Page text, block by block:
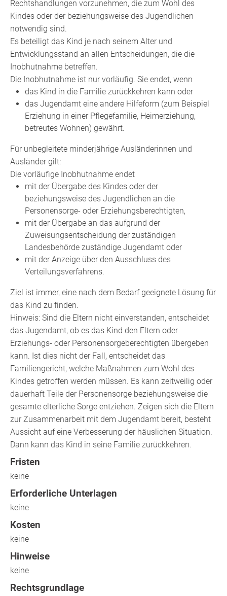
Rechtshandlungen vorzunehmen, die zum Wohl des
Kindes oder der beziehungsweise des Jugendlichen
notwendig sind.
Es beteiligt das Kind je nach seinem Alter und
Entwicklungsstand an allen Entscheidungen, die die
Inobhutnahme betreffen.
Die Inobhutnahme ist nur vorläufig. Sie endet, wenn
das Kind in die Familie zurückkehren kann oder
das Jugendamt eine andere Hilfeform (zum Beispiel
Erziehung in einer Pflegefamilie, Heimerziehung,
betreutes Wohnen) gewährt.
Für unbegleitete minderjährige Ausländerinnen und
Ausländer gilt:
Die vorläufige Inobhutnahme endet
mit der Übergabe des Kindes oder der
beziehungsweise des Jugendlichen an die
Personensorge- oder Erziehungsberechtigten,
mit der Übergabe an das aufgrund der
Zuweisungsentscheidung der zuständigen
Landesbehörde zuständige Jugendamt oder
mit der Anzeige über den Ausschluss des
Verteilungsverfahrens.
Ziel ist immer, eine nach dem Bedarf geeignete Lösung für
das Kind zu finden.
Hinweis: Sind die Eltern nicht einverstanden, entscheidet
das Jugendamt, ob es das Kind den Eltern oder
Erziehungs- oder Personensorgeberechtigten übergeben
kann. Ist dies nicht der Fall, entscheidet das
Familiengericht, welche Maßnahmen zum Wohl des
Kindes getroffen werden müssen. Es kann zeitweilig oder
dauerhaft Teile der Personensorge beziehungsweise die
gesamte elterliche Sorge entziehen. Zeigen sich die Eltern
zur Zusammenarbeit mit dem Jugendamt bereit, besteht
Aussicht auf eine Verbesserung der häuslichen Situation.
Dann kann das Kind in seine Familie zurückkehren.
Fristen
keine
Erforderliche Unterlagen
keine
Kosten
keine
Hinweise
keine
Rechtsgrundlage